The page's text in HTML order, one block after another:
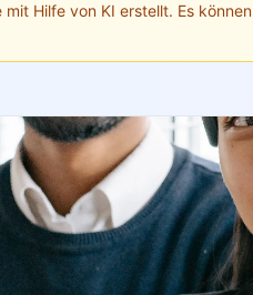
mit Hilfe von KI erstellt. Es